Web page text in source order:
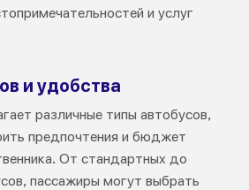
и услуг
и удобства
различные типы автобусов,
предпочтения и бюджет
От стандартных до
пассажиры могут выбрать